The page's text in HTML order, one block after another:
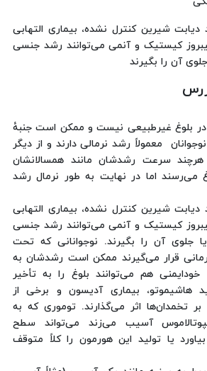
دیابت شیرین کنترل نشده، بیماری التهابی
کیستیک و آنمی می‌توانند رشد جنسی
جلوی آن را بگیرند
در بلوغ غیرطبیعی نیست و ممکن است جنبهٔ
معمولاً رشد نرمالی دارند و از دیگر
سرعت رشدشان مانند همسالانشان
می‌رسند اما در نهایت به طور نرمال رشد
دیابت شیرین کنترل نشده، بیماری التهابی
کیستیک و آنمی می‌توانند رشد جنسی
یا جلوی آن را بگیرند. نوجوانانی که تحت
قرار می‌گیرند ممکن است رشدشان به
خودایمنی هم می‌توانند بلوغ را به تأخیر
هاشیموتو، بیماری آدیسون و برخی از
بر تخمدان‌ها اثر می‌گذارند. توموری که به
آسیب می‌زند می‌تواند سطح
بیاورد یا تولید این هورمون را کلاً متوقف